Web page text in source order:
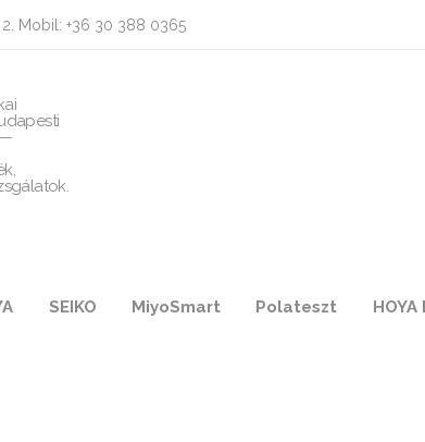
Mobil: +36 30 388 0365
SEIKO MiyoSmart Polateszt